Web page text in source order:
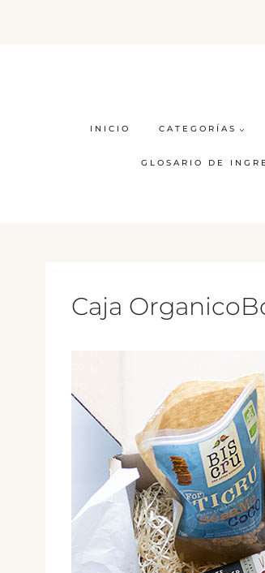
INICIO CATEGORÍAS
GLOSARIO DE
Caja